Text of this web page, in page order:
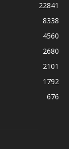
22841
8338
4560
2680
2101
1792
676